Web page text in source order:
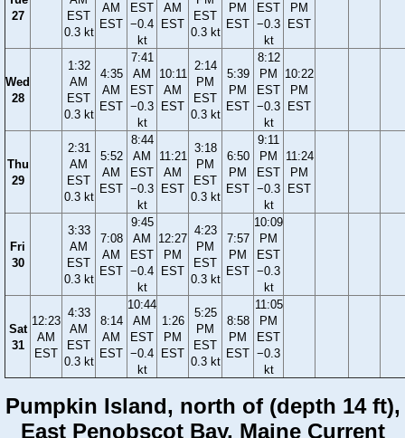
27
EST
0.3 kt
AM
EST
EST
−0.4
kt
AM
EST
EST
0.3 kt
PM
EST
EST
−0.3
kt
PM
EST
Wed
28
1:32
AM
EST
0.3 kt
4:35
AM
EST
7:41
AM
EST
−0.3
kt
10:11
AM
EST
2:14
PM
EST
0.3 kt
5:39
PM
EST
8:12
PM
EST
−0.3
kt
10:22
PM
EST
Thu
29
2:31
AM
EST
0.3 kt
5:52
AM
EST
8:44
AM
EST
−0.3
kt
11:21
AM
EST
3:18
PM
EST
0.3 kt
6:50
PM
EST
9:11
PM
EST
−0.3
kt
11:24
PM
EST
Fri
30
3:33
AM
EST
0.3 kt
7:08
AM
EST
9:45
AM
EST
−0.4
kt
12:27
PM
EST
4:23
PM
EST
0.3 kt
7:57
PM
EST
10:09
PM
EST
−0.3
kt
Sat
31
12:23
AM
EST
4:33
AM
EST
0.3 kt
8:14
AM
EST
10:44
AM
EST
−0.4
kt
1:26
PM
EST
5:25
PM
EST
0.3 kt
8:58
PM
EST
11:05
PM
EST
−0.3
kt
Pumpkin Island, north of (depth 14 ft),
East Penobscot Bay, Maine Current